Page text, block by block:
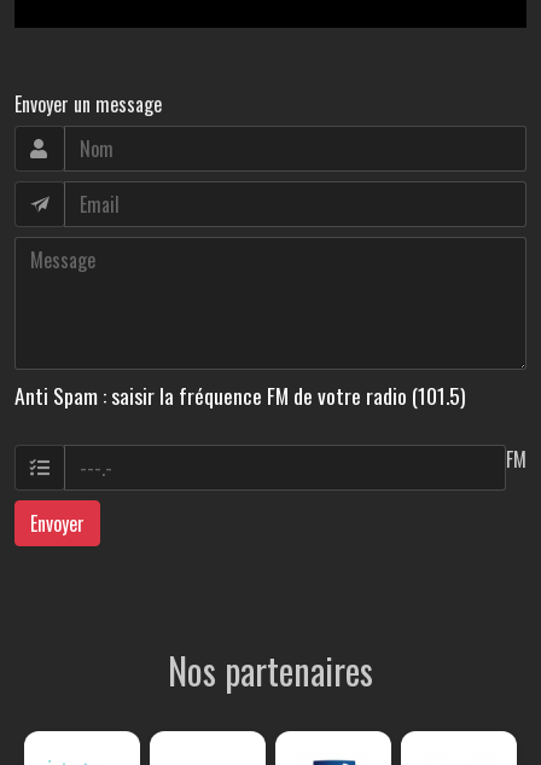
Envoyer un message
Anti Spam : saisir la fréquence FM de votre radio (101.5)
FM
Envoyer
Nos partenaires